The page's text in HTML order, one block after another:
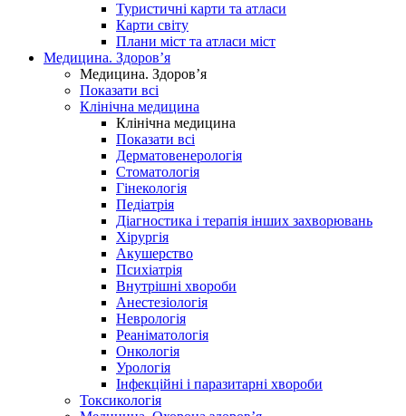
Туристичні карти та атласи
Карти світу
Плани міст та атласи міст
Медицина. Здоров’я
Медицина. Здоров’я
Показати всі
Клінічна медицина
Клінічна медицина
Показати всі
Дерматовенерологія
Стоматологія
Гінекологія
Педіатрія
Діагностика і терапія інших захворювань
Хірургія
Акушерство
Психіатрія
Внутрішні хвороби
Анестезіологія
Неврологія
Реаніматологія
Онкологія
Урологія
Інфекційні і паразитарні хвороби
Токсикологія